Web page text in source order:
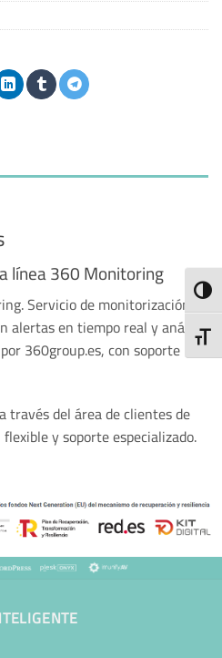
línea 360 Monitoring
Servicio de monitorización
alertas en tiempo real y análisis
360group.es, con soporte
través del área de clientes de
y soporte especializado.